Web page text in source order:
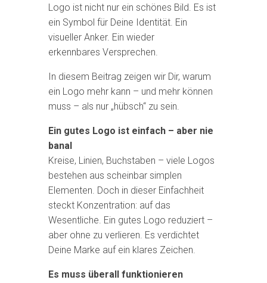
Logo ist nicht nur ein schönes Bild. Es ist
ein Symbol für Deine Identität. Ein
visueller Anker. Ein wieder
erkennbares Versprechen.
In diesem Beitrag zeigen wir Dir, warum
ein Logo mehr kann – und mehr können
muss – als nur „hübsch“ zu sein.
Ein gutes Logo ist einfach – aber nie
banal
Kreise, Linien, Buchstaben – viele Logos
bestehen aus scheinbar simplen
Elementen. Doch in dieser Einfachheit
steckt Konzentration: auf das
Wesentliche. Ein gutes Logo reduziert –
aber ohne zu verlieren. Es verdichtet
Deine Marke auf ein klares Zeichen.
Es muss überall funktionieren